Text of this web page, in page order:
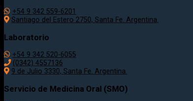
+54 9 342 559-6201
Santiago del Estero 2750, Santa Fe. Argentina.
Laboratorio
+54 9 342 520-6055
(0342) 4557136
9 de Julio 3330, Santa Fe. Argentina.
Servicio de Medicina Oral (SMO)